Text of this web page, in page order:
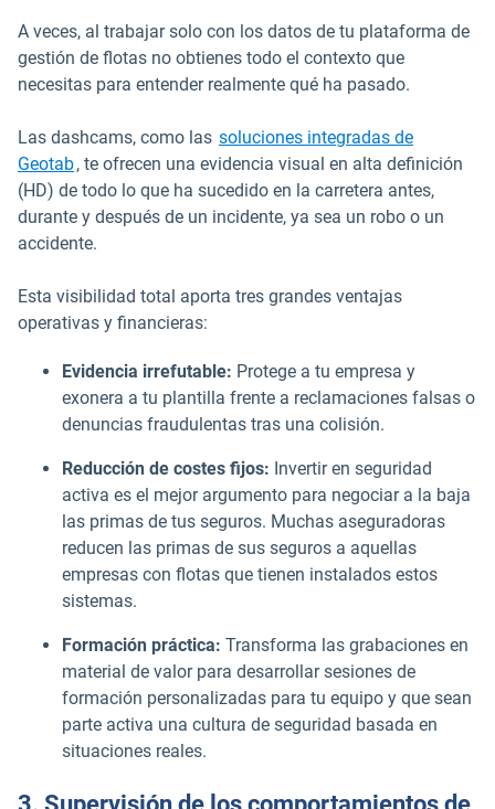
A veces, al trabajar solo con los datos de tu plataforma de
gestión de flotas no obtienes todo el contexto que
necesitas para entender realmente qué ha pasado.
Las dashcams, como las soluciones integradas de
Geotab, te ofrecen una evidencia visual en alta definición
(HD) de todo lo que ha sucedido en la carretera antes,
durante y después de un incidente, ya sea un robo o un
accidente.
Esta visibilidad total aporta tres grandes ventajas
operativas y financieras:
Evidencia irrefutable: Protege a tu empresa y
exonera a tu plantilla frente a reclamaciones falsas o
denuncias fraudulentas tras una colisión.
Reducción de costes fijos: Invertir en seguridad
activa es el mejor argumento para negociar a la baja
las primas de tus seguros. Muchas aseguradoras
reducen las primas de sus seguros a aquellas
empresas con flotas que tienen instalados estos
sistemas.
Formación práctica: Transforma las grabaciones en
material de valor para desarrollar sesiones de
formación personalizadas para tu equipo y que sean
parte activa una cultura de seguridad basada en
situaciones reales.